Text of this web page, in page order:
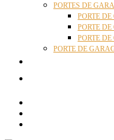
PORTES DE
PORTE
PORTE
PORTE
PORTE DE